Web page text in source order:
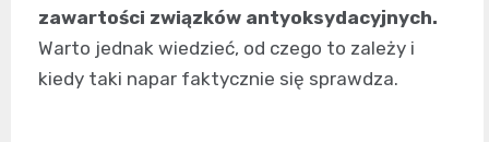
zawartości związków antyoksydacyjnych.
Warto jednak wiedzieć, od czego to zależy i
kiedy taki napar faktycznie się sprawdza.